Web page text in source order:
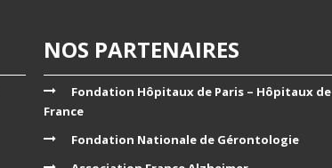
NOS PARTENAIRES
Fondation Hôpitaux de Paris – Hôpitaux de
France
Fondation Nationale de Gérontologie